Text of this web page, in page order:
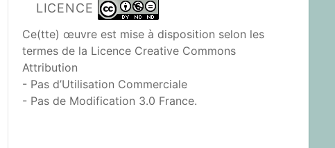
LICENCE
Ce(tte) œuvre est mise à disposition selon les
termes de la Licence Creative Commons
Attribution
- Pas d’Utilisation Commerciale
- Pas de Modification 3.0 France.